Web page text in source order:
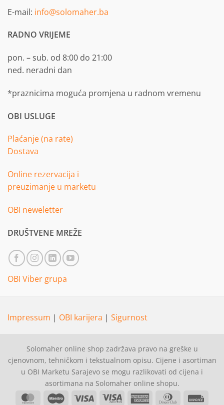
E-mail: info@solomaher.ba
RADNO VRIJEME
pon. – sub. od 8:00 do 21:00
ned. neradni dan
*praznicima moguća promjena u radnom vremenu
OBI USLUGE
Plaćanje (na rate)
Dostava
Online rezervacija i
preuzimanje u marketu
OBI neweletter
DRUŠTVENE MREŽE
OBI Viber grupa
Impressum | OBI karijera | Sigurnost
Solomaher online shop zadržava pravo na greške u
cjenovnom, tehničkom i tekstualnom opisu. Cijene i asortiman
u OBI Marketu Sarajevo se mogu razlikovati od cijena i
asortimana na Solomaher online shopu.
MasterCardMaestro Visa
Visa
American Dinners